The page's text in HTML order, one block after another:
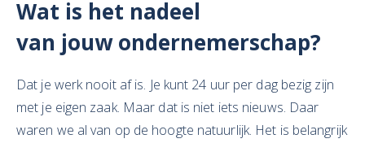
Wat is het nadeel
van jouwondernemerschap?
Dat je werk nooit af is. Je kunt 24 uur per dag bezig zijn
met je eigen zaak. Maar dat is niet iets nieuws. Daar
waren we al van op de hoogte natuurlijk. Het is belangrijk